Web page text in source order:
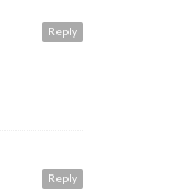
Reply
Reply